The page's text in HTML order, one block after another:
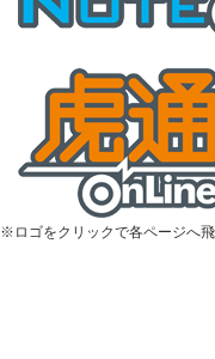
※ロゴをクリックで各ページへ